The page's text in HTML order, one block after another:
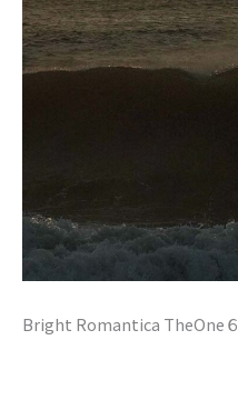
Bright Romantica TheOne